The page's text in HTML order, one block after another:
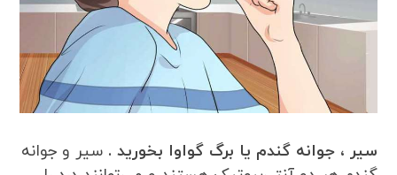
سیر ، جوانه گندم یا برگ گواوا بخورید . سیر و جوانه